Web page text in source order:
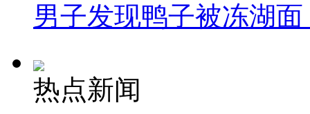
男子发现鸭子被冻湖
热点新闻